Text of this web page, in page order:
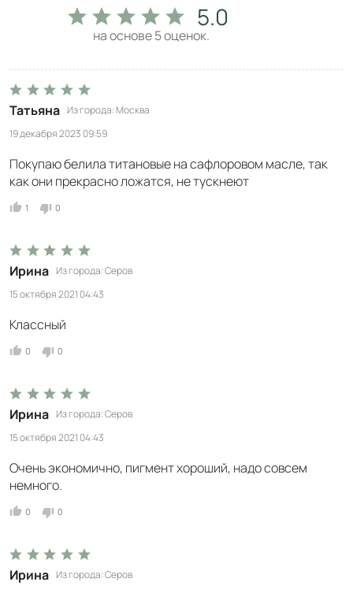
5.0
на основе5оценок.
Татьяна Из города Москва
19 декабря 2023 09:59
Покупаю белила титановые на сафлоровом масле, так
как они прекрасно ложатся, не тускнеют
1 0
Ирина Из города Серов
15 октября 2021 04:43
Классный
0 0
Ирина Из города Серов
15 октября 2021 04:43
Очень экономично, пигмент хороший, надо совсем
немного.
0 0
Ирина Из города Серов